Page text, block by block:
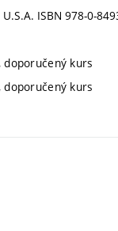
ISBN 978-0-
kurs
kurs